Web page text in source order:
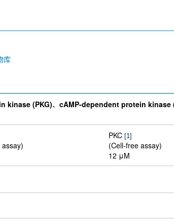
库
kinase (PKG)、 cAMP-dependent protein kinase
PKC [1]
(Cell-free assay)
12 μM